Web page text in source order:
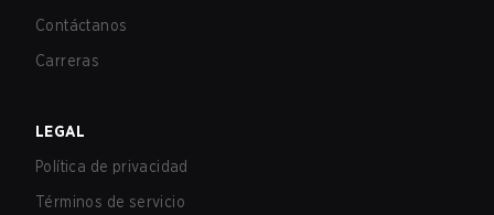
Contáctanos
Carreras
LEGAL
Política de privacidad
Términos de servicio